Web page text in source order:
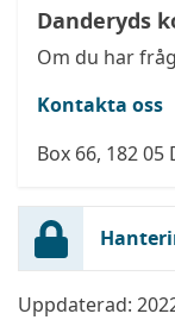
Danderyds
Om du har
Kontakta oss
Box 66, 182
Uppdaterad: